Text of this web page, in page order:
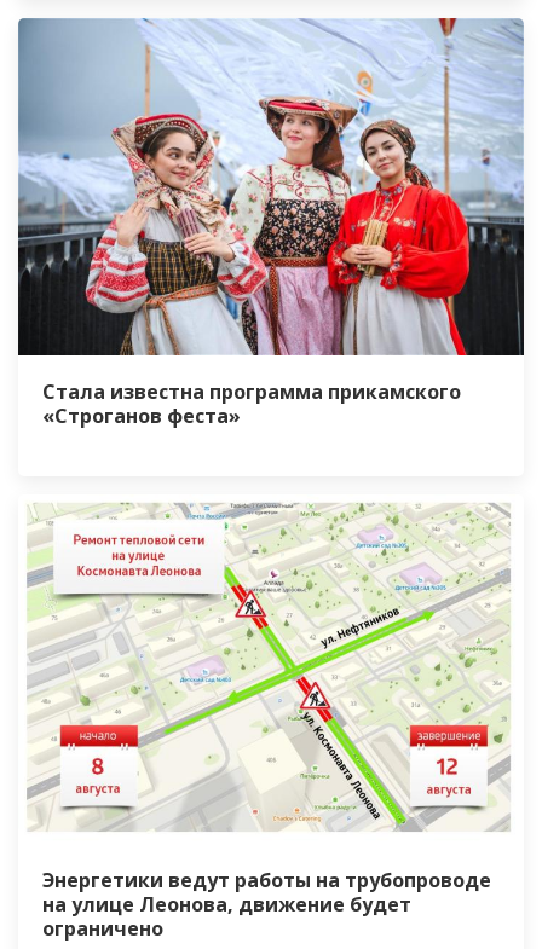
Стала известна программа прикамского
«Строганов феста»
Энергетики ведут работы на трубопроводе
на улице Леонова, движение будет
ограничено